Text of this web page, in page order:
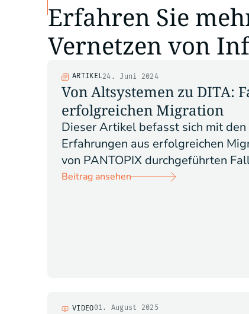
Erfahren Sie
Vernetzen von
ARTIKEL24. Juni 2024
Von Altsystemen zu DITA:
erfolgreichen Migration
Dieser Artikel befasst sich mit den
Erfahrungen aus erfolgreichen
von PANTOPIX durchgeführten
Beitrag ansehen
VIDEO01. August 2025